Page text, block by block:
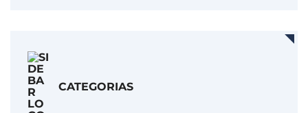
CATEGORIAS